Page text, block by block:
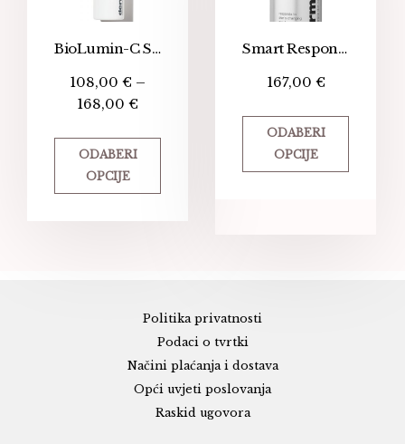
BioLumin-C Serum
108,00 € –
168,00 €
ODABERI
OPCIJE
Smart Response Serum
167,00 €
ODABERI
OPCIJE
Politika privatnosti
Podaci o tvrtki
Načini plaćanja i dostava
Opći uvjeti poslovanja
Raskid ugovora